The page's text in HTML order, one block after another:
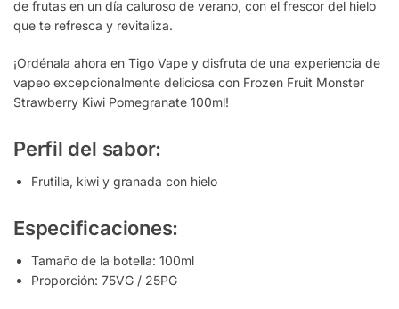
de frutas en un día caluroso de verano, con el frescor del hielo
que te refresca y revitaliza.
¡Ordénala ahora en Tigo Vape y disfruta de una experiencia de
vapeo excepcionalmente deliciosa con Frozen Fruit Monster
Strawberry Kiwi Pomegranate 100ml!
Perfil del sabor:
Frutilla, kiwi y granada con hielo
Especificaciones:
Tamaño de la botella: 100ml
Proporción: 75VG / 25PG